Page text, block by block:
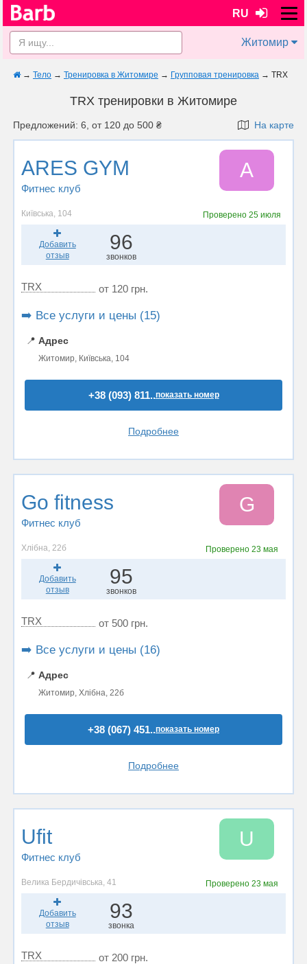
RU
Житомир
→ Тело → Тренировка в Житомире → Групповая тренировка → TRX
TRX тренировки в Житомире
Предложений: 6, от 120 до 500 ₴ На карте
ARES GYM
Фитнес клуб
A
Київська, 104 Проверено 25 июля
Добавить
отзыв
96
звонков
TRX от 120 грн.
➡️ Все услуги и цены (15)
📍 Адрес
Житомир, Київська, 104
+38 (093) 811..показать номер
Подробнее
Go fitness
Фитнес клуб
G
Хлібна, 22б Проверено 23 мая
Добавить
отзыв
95
звонков
TRX от 500 грн.
➡️ Все услуги и цены (16)
📍 Адрес
Житомир, Хлібна, 22б
+38 (067) 451..показать номер
Подробнее
Ufit
Фитнес клуб
U
Велика Бердичівська, 41 Проверено 23 мая
Добавить
отзыв
93
звонка
TRX от 200 грн.